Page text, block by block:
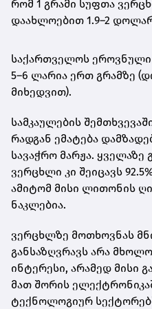
რომ 1 გრამი სუფთა
დაახლოებით 1.9–2
საქართველოს
5–6 ლარია ერთ გრამზე
მიხედვით).
სამკაულების
რადგან ემატება
სავაჭრო მარჟა.
ვერცხლი კი შეიცავს
ამიტომ მისი ლითონის
ნაკლებია.
ვერცხლზე მოთხოვნას
განსაზღვრავს არა
ინტერესი, არამედ მისი
მათ შორის
ტექნოლოგიურ